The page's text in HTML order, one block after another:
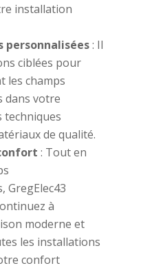
installation
personnalisées: Il
ciblées pour
les champs
dans votre
techniques
de qualité.
: Tout en
GregElec43
à
moderne et
les installations
confort